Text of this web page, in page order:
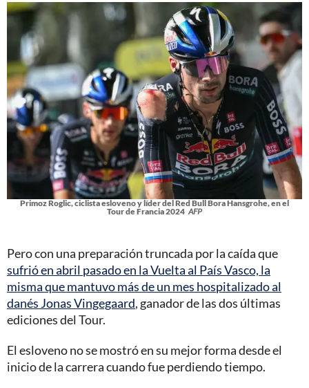
Primoz Roglic, ciclista esloveno y líder del Red Bull Bora Hansgrohe, en el
Tour de Francia 2024 AFP
Pero con una preparación truncada por la caída que
sufrió en abril pasado en la Vuelta al País Vasco, la
misma que mantuvo más de un mes hospitalizado al
danés Jonas Vingegaard, ganador de las dos últimas
ediciones del Tour.
El esloveno no se mostró en su mejor forma desde el
inicio de la carrera cuando fue perdiendo tiempo.